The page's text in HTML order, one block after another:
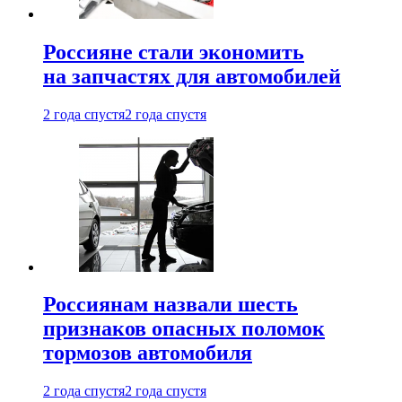
Россияне стали экономить
на запчастях для автомобилей
2 года спустя2 года спустя
Россиянам назвали шесть
признаков опасных поломок
тормозов автомобиля
2 года спустя2 года спустя